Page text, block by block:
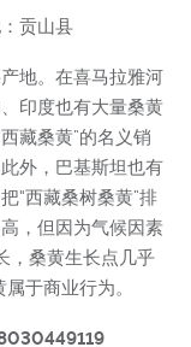
贡山县
地。在喜马拉雅河
印度也有大量桑黄
藏桑黄”的名义销
外，巴基斯坦也有
“西藏桑树桑黄”排
，但因为气候因素
，桑黄生长点几乎
于商业行为。